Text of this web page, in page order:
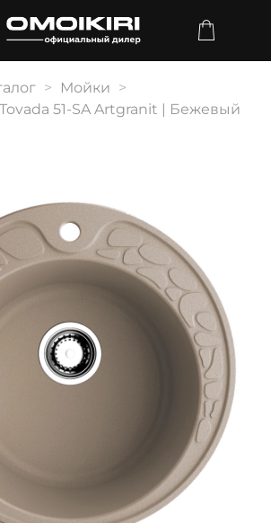
Мойки
51-SA Artgranit | Бежевый